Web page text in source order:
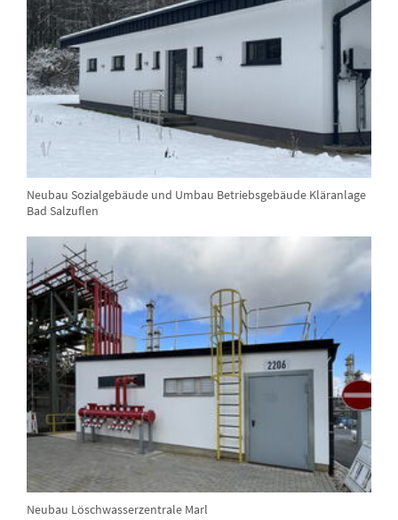
Neubau Sozialgebäude und Umbau Betriebsgebäude Kläranlage
Bad Salzuflen
Neubau Löschwasserzentrale Marl